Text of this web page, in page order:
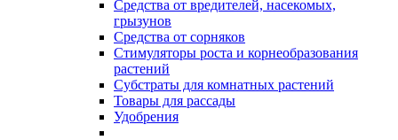
Средства от вредителей, насекомых,
грызунов
Средства от сорняков
Стимуляторы роста и корнеобразования
растений
Субстраты для комнатных растений
Товары для рассады
Удобрения